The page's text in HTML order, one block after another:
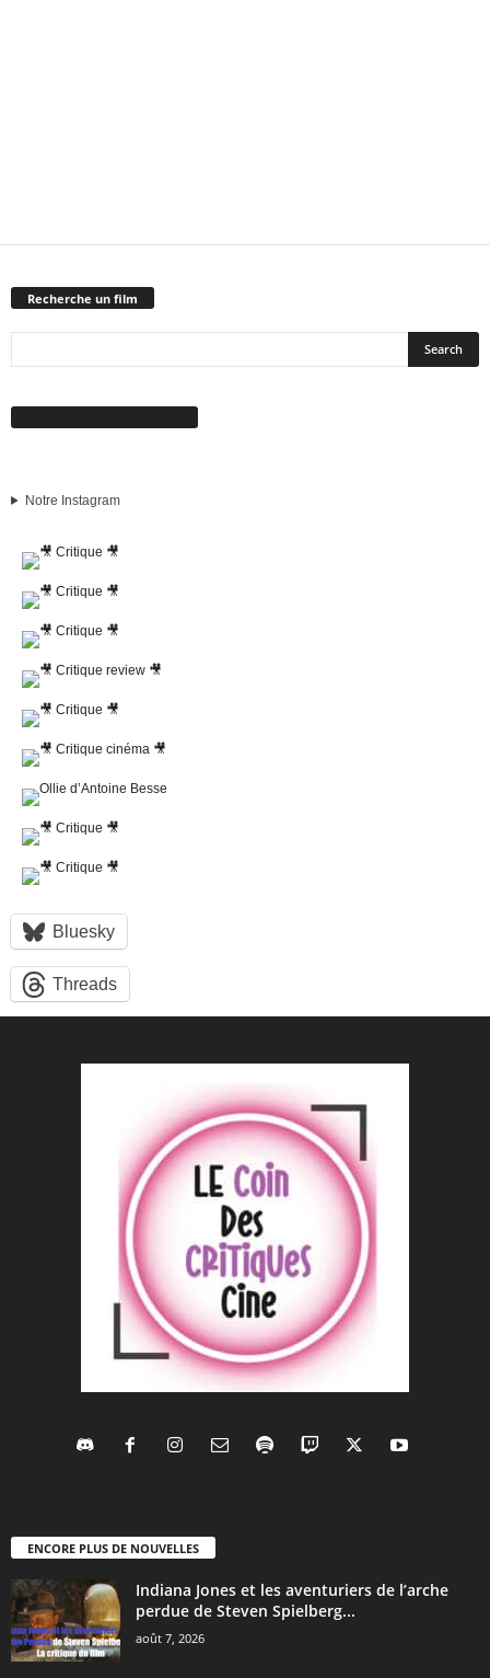
Recherche un film
Notre Instagram
Bluesky
Threads
ENCORE PLUS DE NOUVELLES
Indiana Jones et les aventuriers de l’arche
perdue de Steven Spielberg...
août 7, 2026